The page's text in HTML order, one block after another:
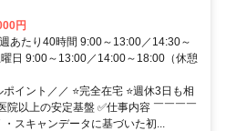
円
あたり40時間 9:00～13:00／14:30～
日 9:00～13:00／14:00～18:00（休憩
イント／／ ⭐完全在宅 ⭐週休3日も相
院以上の安定基盤 ✅仕事内容 ￣￣￣￣
スキャンデータに基づいた初...